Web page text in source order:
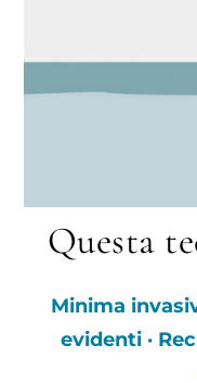
Questa
Minima
evidenti ·